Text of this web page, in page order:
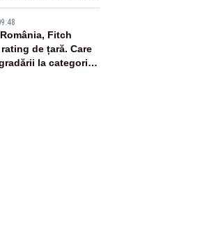
Fitch
de țară. Care
la categoria